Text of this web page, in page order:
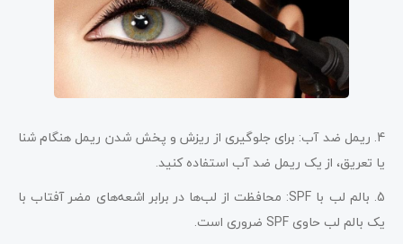
4. ریمل ضد آب: برای جلوگیری از ریزش و پخش شدن ریمل هنگام شنا
یا تعریق، از یک ریمل ضد آب استفاده کنید.
5. بالم لب با SPF: محافظت از لب‌ها در برابر اشعه‌های مضر آفتاب با
یک بالم لب حاوی SPF ضروری است.